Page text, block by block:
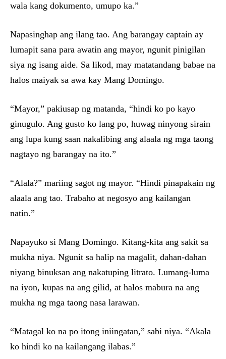
wala kang dokumento, umupo ka.”
Napasinghap ang ilang tao. Ang barangay captain ay
lumapit sana para awatin ang mayor, ngunit pinigilan
siya ng isang aide. Sa likod, may matatandang babae na
halos maiyak sa awa kay Mang Domingo.
“Mayor,” pakiusap ng matanda, “hindi ko po kayo
ginugulo. Ang gusto ko lang po, huwag ninyong sirain
ang lupa kung saan nakalibing ang alaala ng mga taong
nagtayo ng barangay na ito.”
“Alala?” mariing sagot ng mayor. “Hindi pinapakain ng
alaala ang tao. Trabaho at negosyo ang kailangan
natin.”
Napayuko si Mang Domingo. Kitang-kita ang sakit sa
mukha niya. Ngunit sa halip na magalit, dahan-dahan
niyang binuksan ang nakatuping litrato. Lumang-luma
na iyon, kupas na ang gilid, at halos mabura na ang
mukha ng mga taong nasa larawan.
“Matagal ko na po itong iniingatan,” sabi niya. “Akala
ko hindi ko na kailangang ilabas.”